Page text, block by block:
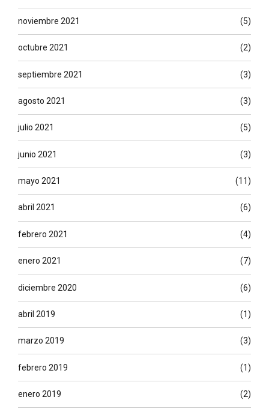
noviembre 2021 (5)
octubre 2021 (2)
septiembre 2021 (3)
agosto 2021 (3)
julio 2021 (5)
junio 2021 (3)
mayo 2021 (11)
abril 2021 (6)
febrero 2021 (4)
enero 2021 (7)
diciembre 2020 (6)
abril 2019 (1)
marzo 2019 (3)
febrero 2019 (1)
enero 2019 (2)